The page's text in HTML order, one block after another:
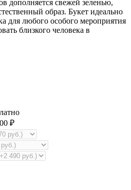
дополняется свежей зеленью,
образ. Букет идеально
для любого особого мероприятия
близкого человека в
₽